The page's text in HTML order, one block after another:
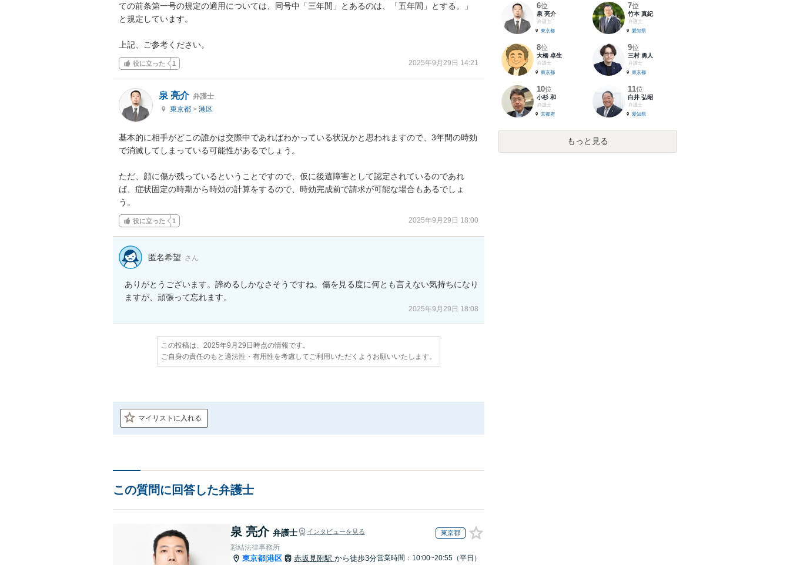
ての前条第一号の規定の適用については、同号中「三年間」とあるのは、「五年間」とする。」
と規定しています。
上記、ご参考ください。
役に立った 1 2025年9月29日 14:21
泉 亮介 弁護士
東京都 > 港区
基本的に相手がどこの誰かは交際中であればわかっている状況かと思われますので、3年間の時効
で消滅してしまっている可能性があるでしょう。
ただ、顔に傷が残っているということですので、仮に後遺障害として認定されているのであれ
ば、症状固定の時期から時効の計算をするので、時効完成前で請求が可能な場合もあるでしょ
う。
役に立った 1 2025年9月29日 18:00
匿名希望 さん
ありがとうございます。諦めるしかなさそうですね。傷を見る度に何とも言えない気持ちになり
ますが、頑張って忘れます。
2025年9月29日 18:08
この投稿は、2025年9月29日時点の情報です。
ご自身の責任のもと適法性・有用性を考慮してご利用いただくようお願いいたします。
マイリストに入れる
この質問に回答した弁護士
泉 亮介 弁護士 インタビューを見る 東京都
彩結法律事務所
東京都 港区 赤坂見附駅 から徒歩3分営業時間：10:00~20:55（平日）
6位
泉 亮介
弁護士
東京都
7位
竹本 真紀
弁護士
愛知県
8位
大橋 卓生
弁護士
東京都
9位
三村 勇人
弁護士
東京都
10位
小杉 和
弁護士
京都府
11位
白井 弘昭
弁護士
愛知県
もっと見る